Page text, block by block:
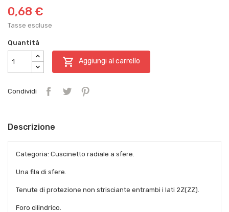
0,68 €
Tasse escluse
Quantità
 Aggiungi al carrello
Condividi
Descrizione
Categoria: Cuscinetto radiale a sfere.
Una fila di sfere.
Tenute di protezione non strisciante entrambi i lati 2Z(ZZ).
Foro cilindrico.